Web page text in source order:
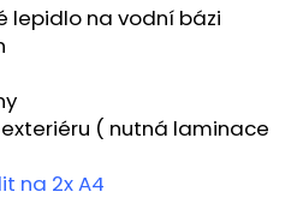
lepidlo na vodní bázi
( nutná laminace
na 2x A4